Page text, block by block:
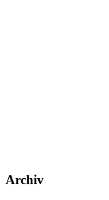
Archiv